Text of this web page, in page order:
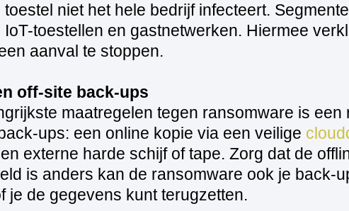
niet het hele bedrijf infecteert.
toestellen en gastnetwerken. Hiermee
aanval te stoppen.
off-site back‑ups
maatregelen tegen ransomware is een
een online kopie via een veilige
externe harde schijf of tape. Zorg dat de
is anders kan de ransomware ook je
je de gegevens kunt terugzetten.